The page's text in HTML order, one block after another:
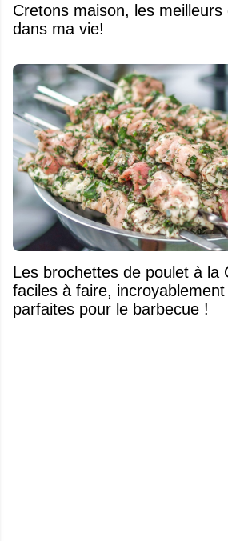
Cretons maison, les
dans ma vie!
Les brochettes de poulet à la
faciles à faire,
parfaites pour le barbecue !